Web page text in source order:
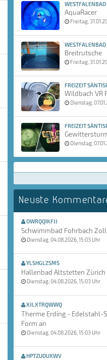
WESTFALENBAD
AquaRacer
Freitag,
WESTFALENBAD
Breitrutsche
Freitag,
FREIZEIT
Wildbach VR
Dienstag,
FREIZEIT
Dienstag,
Neuste
OWRQQIKFJJ
Schwimmbad Fohrbach
Dienstag, 04.08.2026, 15:03 Uhr
YLSHGLZSMS
Hallenbad Altstetten Zürich
Dienstag, 04.08.2026, 15:03 Uhr
XJLXTRQWWQ
Therme Erding - Edelstahl-
Form an
Dienstag, 04.08.2026, 15:03 Uhr
HPTZUOUXWV